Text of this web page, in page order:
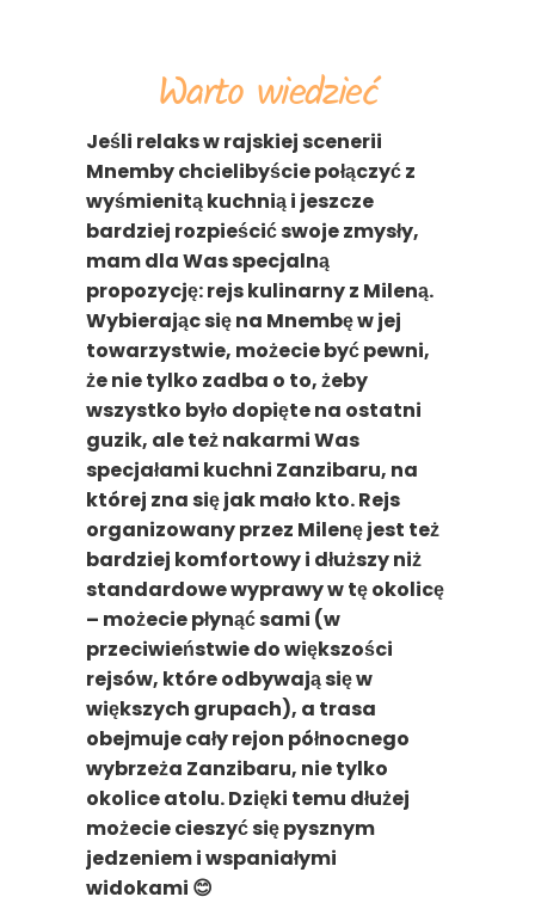
Warto wiedzieć
Jeśli relaks w rajskiej scenerii
Mnemby chcielibyście połączyć z
wyśmienitą kuchnią i jeszcze
bardziej rozpieścić swoje zmysły,
mam dla Was specjalną
propozycję:rejs kulinarny z Mileną.
Wybierając się na Mnembę w jej
towarzystwie, możecie być pewni,
że nie tylko zadba o to, żeby
wszystko było dopięte na ostatni
guzik, ale też nakarmi Was
specjałami kuchni Zanzibaru, na
której zna się jak mało kto. Rejs
organizowany przez Milenę jest też
bardziej komfortowy i dłuższy niż
standardowe wyprawy w tę okolicę
– możecie płynąć sami (w
przeciwieństwie do większości
rejsów, które odbywają się w
większych grupach), a trasa
obejmuje cały rejon północnego
wybrzeża Zanzibaru, nie tylko
okolice atolu. Dzięki temu dłużej
możecie cieszyć się pysznym
jedzeniem i wspaniałymi
widokami 😊